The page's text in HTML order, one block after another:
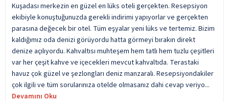
Kuşadası merkezin en güzel en lüks oteli gerçekten. Resepsiyon
ekibiyle konuştuğunuzda gerekli indirimi yapıyorlar ve gerçekten
parasına değecek bir otel. Tüm eşyalar yeni lüks ve tertemiz. Bizim
kaldığımız oda denizi görüyordu hatta görmeyi bırakın direkt
denize açılıyordu. Kahvaltısı muhteşem hem tatlı hem tuzlu çeşitleri
var her çeşit kahve ve içecekleri mevcut kahvaltıda. Terastaki
havuz çok güzel ve şezlongları deniz manzaralı. Resepsiyondakiler
çok ilgili ve tüm sorularınıza otelde olmasanız dahi cevap veriyo...
Devamını Oku